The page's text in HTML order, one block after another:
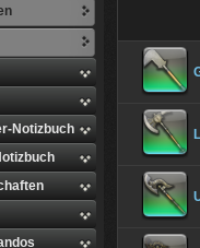
Notizbuch